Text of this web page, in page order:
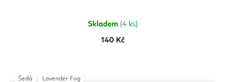
hvězdiček.
Skladem (4 ks)
140 Kč
Šedá Lavender Fog